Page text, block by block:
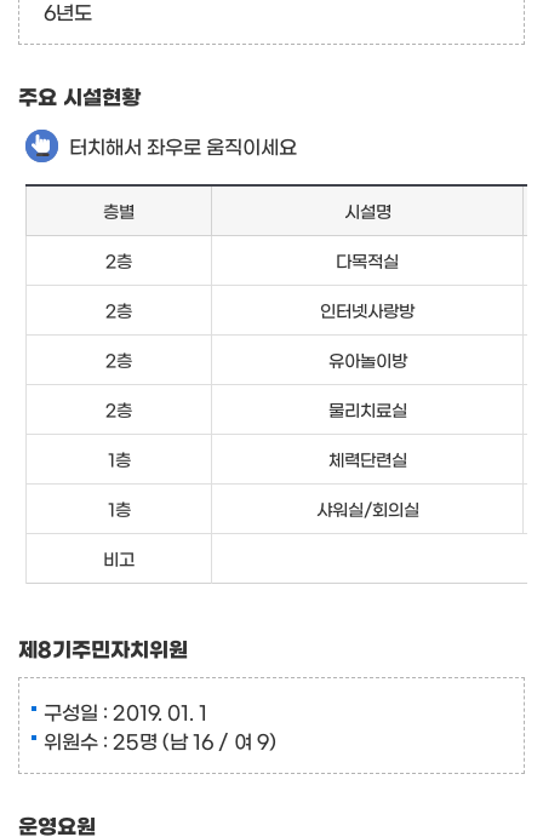
6년도
주요 시설현황
터치해서 좌우로 움직이세요
층별 시설명
2층 다목적실
2층 인터넷사랑방
2층 유아놀이방
2층 물리치료실
1층 체력단련실
1층 샤워실/회의실
비고
제8기주민자치위원
구성일 : 2019. 01. 1
위원수 : 25명 (남 16 / 여 9)
운영요원